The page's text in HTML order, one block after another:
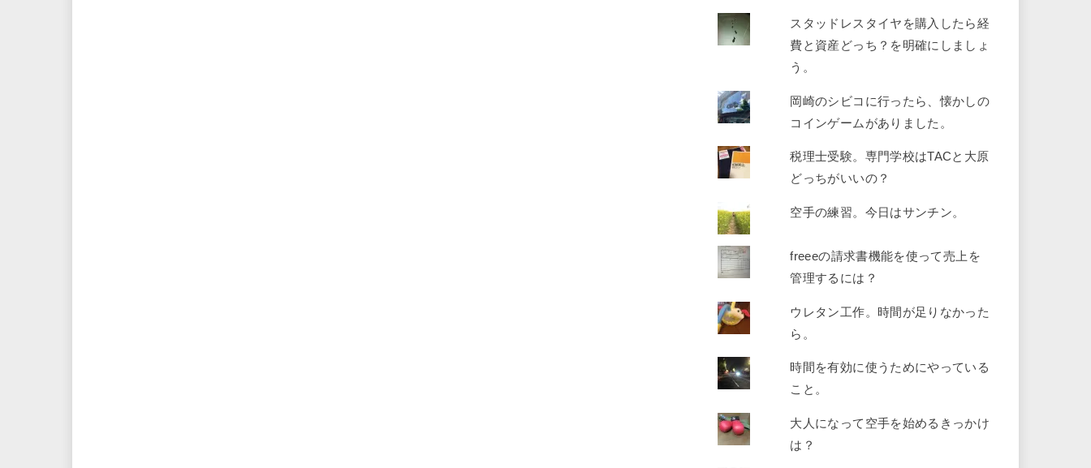
スタッドレスタイヤを購入したら経
費と資産どっち？を明確にしましょ
う。
岡崎のシビコに行ったら、懐かしの
コインゲームがありました。
税理士受験。専門学校はTACと大原
どっちがいいの？
空手の練習。今日はサンチン。
freeeの請求書機能を使って売上を
管理するには？
ウレタン工作。時間が足りなかった
ら。
時間を有効に使うためにやっている
こと。
大人になって空手を始めるきっかけ
は？